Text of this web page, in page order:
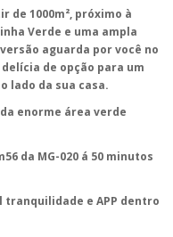
de 1000m², próximo à
Verde e uma ampla
aguarda por você no
de opção para um
lado da sua casa.
enorme área verde
da MG-020 á 50 minutos
e APP dentro